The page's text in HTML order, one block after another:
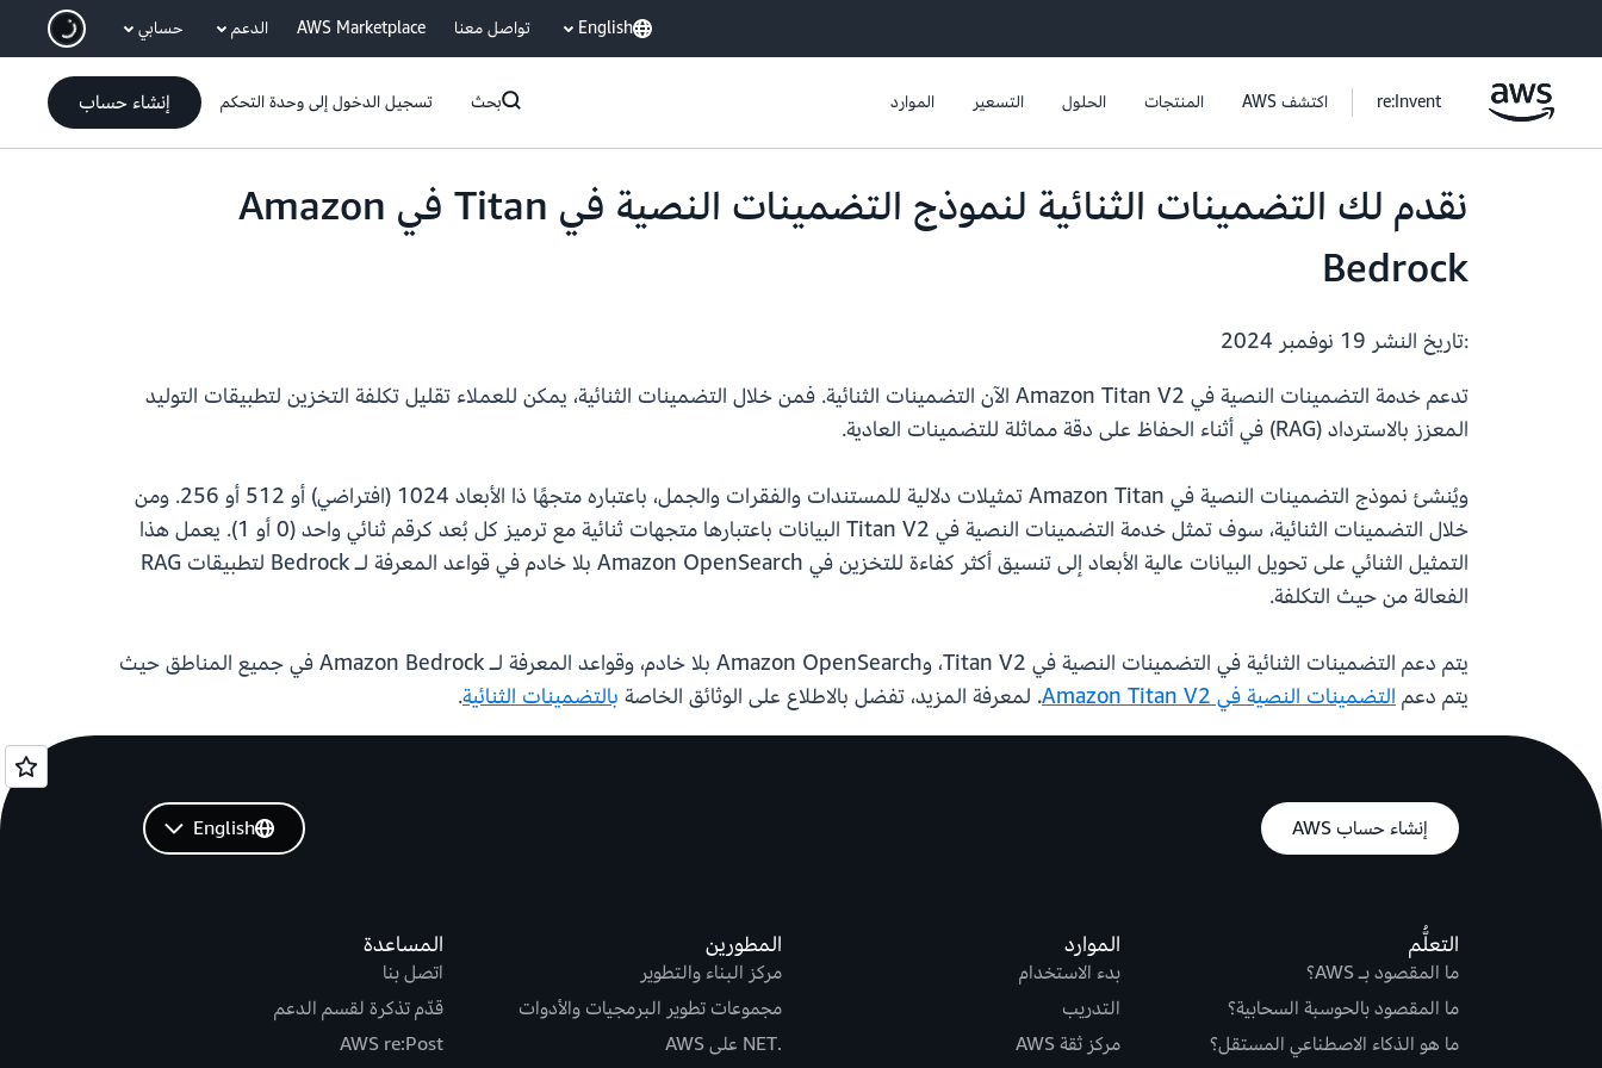
انتقل إلى المحتوى الرئيسي English تواصل معنا AWS Marketplace الدعم حسابي
re:Invent اكتشف AWS المنتجات الحلول التسعير الموارد بحث تسجيل الدخول إلى وحدة التحكم إنشاء حساب
نقدم لك التضمينات الثنائية لنموذج التضمينات النصية في Titan في Amazon
Bedrock
:تاريخ النشر
تدعم خدمة التضمينات النصية في Amazon Titan V2 الآن التضمينات الثنائية. فمن خلال التضمينات الثنائية، يمكن للعملاء تقليل تكلفة التخزين لتطبيقات التوليد
المعزز بالاسترداد (RAG) في أثناء الحفاظ على دقة مماثلة للتضمينات العادية.
ويُنشئ نموذج التضمينات النصية في Amazon Titan تمثيلات دلالية للمستندات والفقرات والجمل، باعتباره متجهًا ذا الأبعاد 1024 (افتراضي) أو 512 أو 256. ومن
خلال التضمينات الثنائية، سوف تمثل خدمة التضمينات النصية في Titan V2 البيانات باعتبارها متجهات ثنائية مع ترميز كل بُعد كرقم ثنائي واحد (0 أو 1). يعمل هذا
التمثيل الثنائي على تحويل البيانات عالية الأبعاد إلى تنسيق أكثر كفاءة للتخزين في Amazon OpenSearch بلا خادم في قواعد المعرفة لـ Bedrock لتطبيقات RAG
الفعالة من حيث التكلفة.
يتم دعم التضمينات الثنائية في التضمينات النصية في Titan V2، وAmazon OpenSearch بلا خادم، وقواعد المعرفة لـ Amazon Bedrock في جميع المناطق حيث
يتم دعمالتضمينات النصية في Amazon Titan V2 . لمعرفة المزيد، تفضل بالاطلاع على الوثائق الخاصة بالتضمينات الثنائية.
إنشاء حساب AWS
التعلُّم
ما المقصود بـ AWS؟
ما المقصود بالحوسبة السحابية؟
ما هو الذكاء الاصطناعي المستقل؟
الموارد
بدء الاستخدام
التدريب
مركز ثقة AWS
المطورين
مركز البناء والتطوير
مجموعات تطوير البرمجيات والأدوات
.NET على AWS
المساعدة
اتصل بنا
قدّم تذكرة لقسم الدعم
AWS re:Post
English